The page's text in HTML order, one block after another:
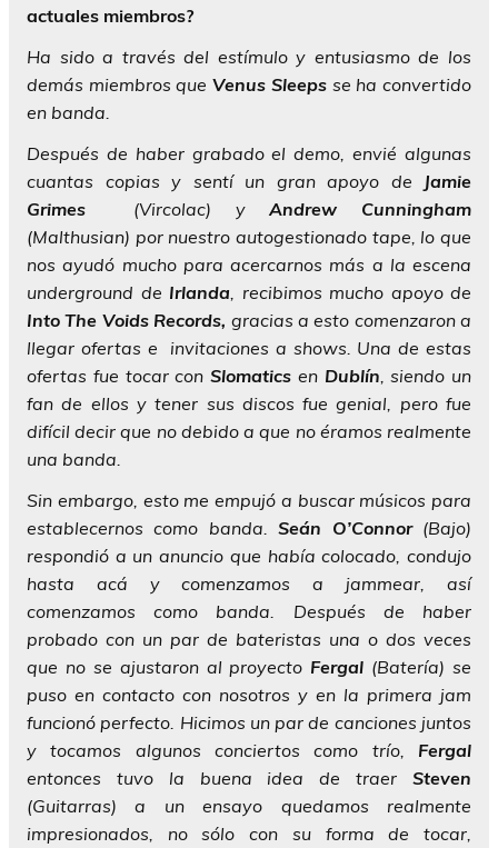
actuales miembros?
Ha sido a través del estímulo y entusiasmo de los
demás miembros queVenus Sleepsse ha convertido
en banda.
Después de haber grabado el demo, envié algunas
cuantas copias y sentí un gran apoyo de Jamie
Grimes (Vircolac) yAndrew Cunningham
(Malthusian) por nuestro autogestionado tape, lo que
nos ayudó mucho para acercarnos más a la escena
underground de Irlanda , recibimos mucho apoyo de
Into The Voids Records, gracias a esto comenzaron a
llegar ofertas e invitaciones a shows. Una de estas
ofertas fue tocar con Slomatics en Dublín , siendo un
fan de ellos y tener sus discos fue genial, pero fue
difícil decir que no debido a que no éramos realmente
una banda.
Sin embargo, esto me empujó a buscar músicos para
establecernos como banda.Seán O’Connor(Bajo)
respondió a un anuncio que había colocado, condujo
hasta acá y comenzamos a jammear, así
comenzamos como banda. Después de haber
probado con un par de bateristas una o dos veces
que no se ajustaron al proyecto Fergal (Batería) se
puso en contacto con nosotros y en la primera jam
funcionó perfecto. Hicimos un par de canciones juntos
y tocamos algunos conciertos como trío, Fergal
entonces tuvo la buena idea de traer Steven
(Guitarras) a un ensayo quedamos realmente
impresionados, no sólo con su forma de tocar,